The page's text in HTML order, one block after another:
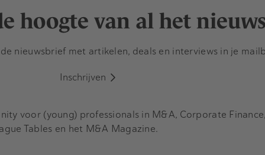
hoogte van al het
nieuwsbrief met artikelen, deals en interviews in je
Inschrijven
voor (young) professionals in M&A, Corporate
Tables en het M&A Magazine.